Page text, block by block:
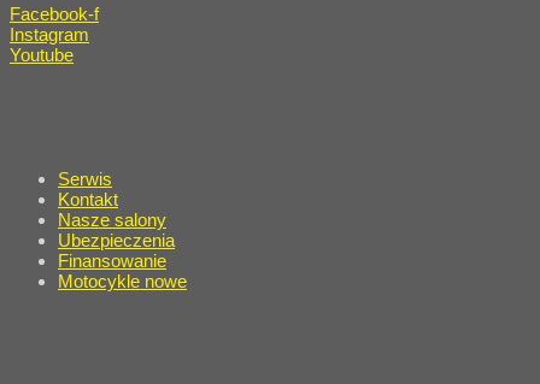
Facebook-f
Instagram
Youtube
Serwis
Kontakt
Nasze salony
Ubezpieczenia
Finansowanie
Motocykle nowe